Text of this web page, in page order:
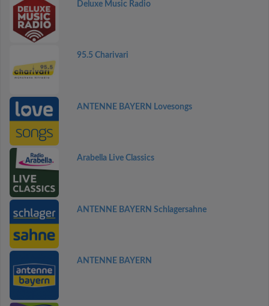
Deluxe Music Radio
95.5 Charivari
ANTENNE BAYERN Lovesongs
Arabella Live Classics
ANTENNE BAYERN Schlagersahne
ANTENNE BAYERN